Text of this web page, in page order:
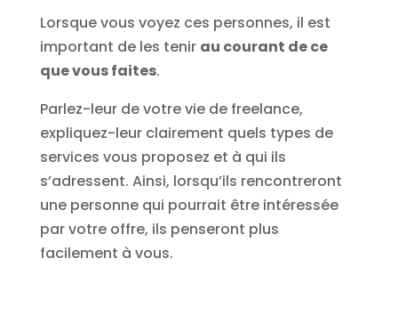
Lorsque vous voyez ces personnes, il est
important de les tenir au courant de ce
que vous faites.
Parlez-leur de votre vie de freelance,
expliquez-leur clairement quels types de
services vous proposez et à qui ils
s’adressent. Ainsi, lorsqu’ils rencontreront
une personne qui pourrait être intéressée
par votre offre, ils penseront plus
facilement à vous.